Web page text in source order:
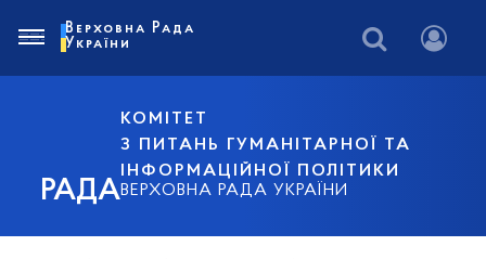
РАДА
КОМІТЕТ
З ПИТАНЬ ГУМАНІТАРНОЇ ТА
ІНФОРМАЦІЙНОЇ ПОЛІТИКИ
ВЕРХОВНА РАДА УКРАЇНИ
Верховна Рада
України